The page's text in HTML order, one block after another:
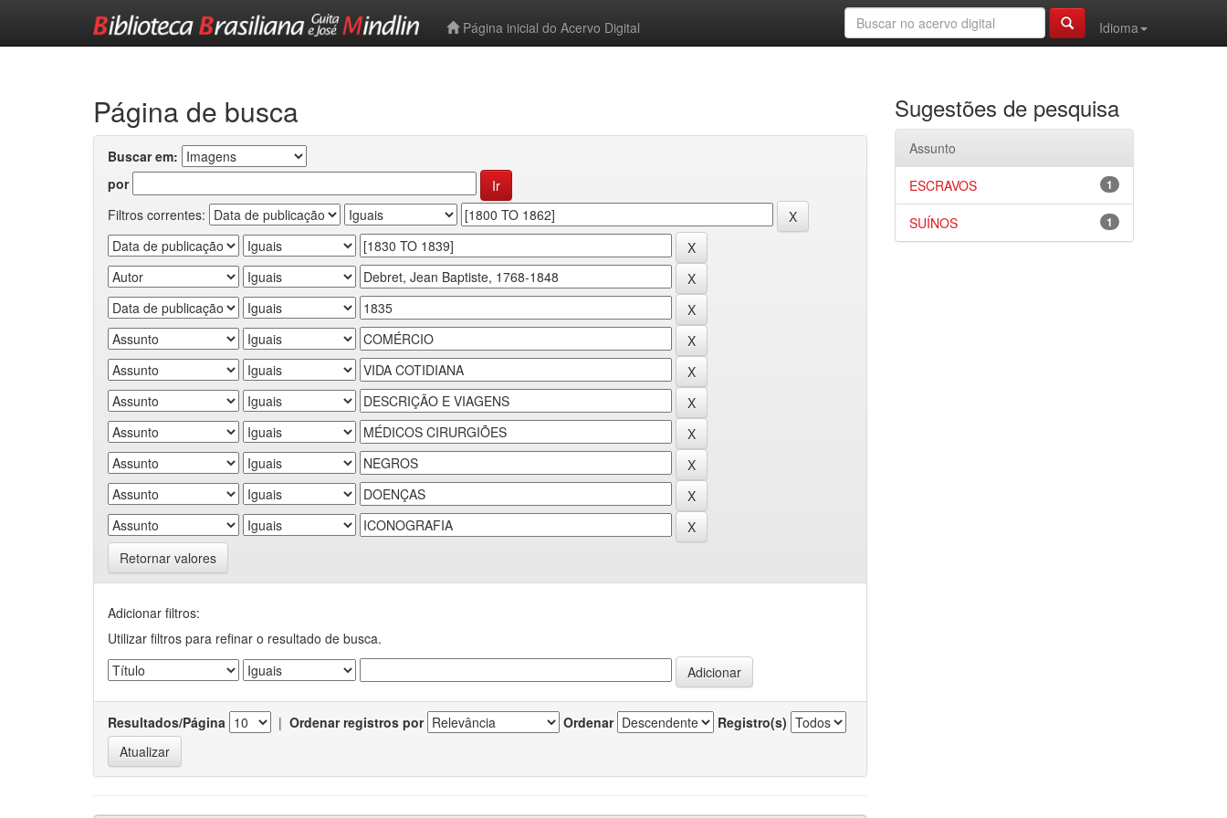
Página inicial do Acervo Digital
Idioma
Página de busca
Buscar em:
por
Filtros correntes:
Retornar valores
Adicionar filtros:
Utilizar filtros para refinar o resultado de busca.
Resultados/Página | Ordenar registros por Ordenar Registro(s)
Sugestões de pesquisa
Assunto
1
ESCRAVOS
1
SUÍNOS